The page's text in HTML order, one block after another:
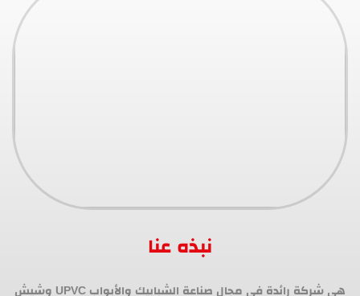
نبذه عنا
هي شركة رائدة في مجال صناعة الشبابيك والأبواب UPVC وشيش